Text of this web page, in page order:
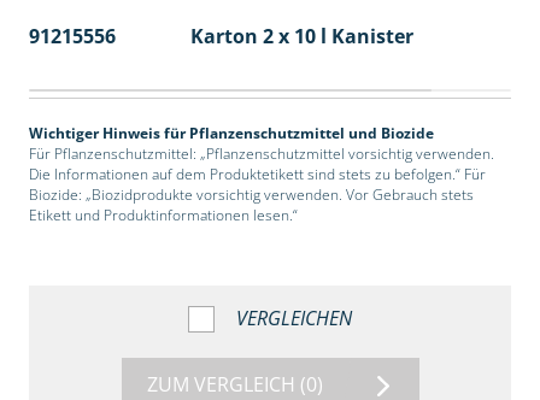
91215556
Karton 2 x 10 l Kanister
Wichtiger Hinweis für Pflanzenschutzmittel und Biozide
Für Pflanzenschutzmittel: „Pflanzenschutzmittel vorsichtig verwenden.
Die Informationen auf dem Produktetikett sind stets zu befolgen.“ Für
Biozide: „Biozidprodukte vorsichtig verwenden. Vor Gebrauch stets
Etikett und Produktinformationen lesen.“
VERGLEICHEN
ZUM VERGLEICH (0)